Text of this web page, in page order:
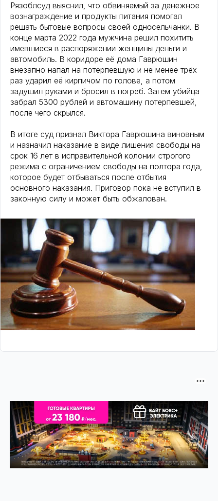
Рязоблсуд выяснил, что обвиняемый за денежное
вознаграждение и продукты питания помогал
решать бытовые вопросы своей односельчанки. В
конце марта 2022 года мужчина решил похитить
имевшиеся в распоряжении женщины деньги и
автомобиль. В коридоре её дома Гаврюшин
внезапно напал на потерпевшую и не менее трёх
раз ударил её кирпичом по голове, а потом
задушил руками и бросил в погреб. Затем убийца
забрал 5300 рублей и автомашину потерпевшей,
после чего скрылся.
В итоге суд признал Виктора Гаврюшина виновным
и назначил наказание в виде лишения свободы на
срок 16 лет в исправительной колонии строгого
режима с ограничением свободы на полтора года,
которое будет отбываться после отбытия
основного наказания. Приговор пока не вступил в
законную силу и может быть обжалован.